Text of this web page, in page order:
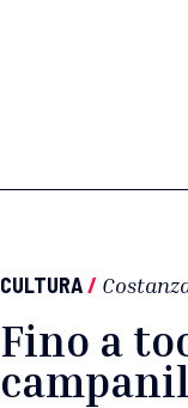
CULTURA/
Fino a